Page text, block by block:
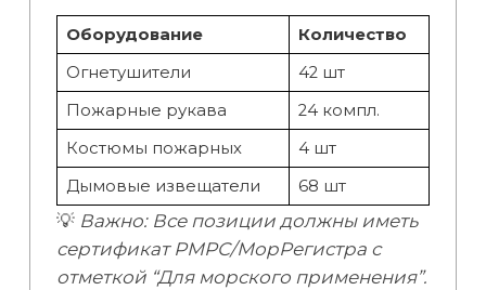
Оборудование
Количество
Огнетушители
42 шт
Пожарные рукава
24 компл.
Костюмы пожарных
4 шт
Дымовые извещатели
68 шт
💡 Важно: Все позиции должны иметь
сертификат РМРС/МорРегистра с
отметкой “Для морского применения”.